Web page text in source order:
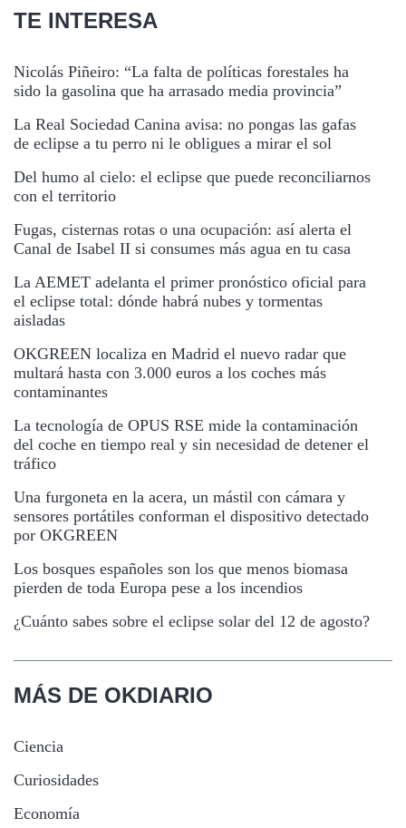
TE INTERESA
Nicolás Piñeiro: “La falta de políticas forestales ha
sido la gasolina que ha arrasado media provincia”
La Real Sociedad Canina avisa: no pongas las gafas
de eclipse a tu perro ni le obligues a mirar el sol
Del humo al cielo: el eclipse que puede reconciliarnos
con el territorio
Fugas, cisternas rotas o una ocupación: así alerta el
Canal de Isabel II si consumes más agua en tu casa
La AEMET adelanta el primer pronóstico oficial para
el eclipse total: dónde habrá nubes y tormentas
aisladas
OKGREEN localiza en Madrid el nuevo radar que
multará hasta con 3.000 euros a los coches más
contaminantes
La tecnología de OPUS RSE mide la contaminación
del coche en tiempo real y sin necesidad de detener el
tráfico
Una furgoneta en la acera, un mástil con cámara y
sensores portátiles conforman el dispositivo detectado
por OKGREEN
Los bosques españoles son los que menos biomasa
pierden de toda Europa pese a los incendios
¿Cuánto sabes sobre el eclipse solar del 12 de agosto?
MÁS DE OKDIARIO
Ciencia
Curiosidades
Economía